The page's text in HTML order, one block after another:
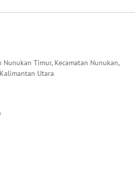
Nunukan Timur, Kecamatan Nunukan,
Utara